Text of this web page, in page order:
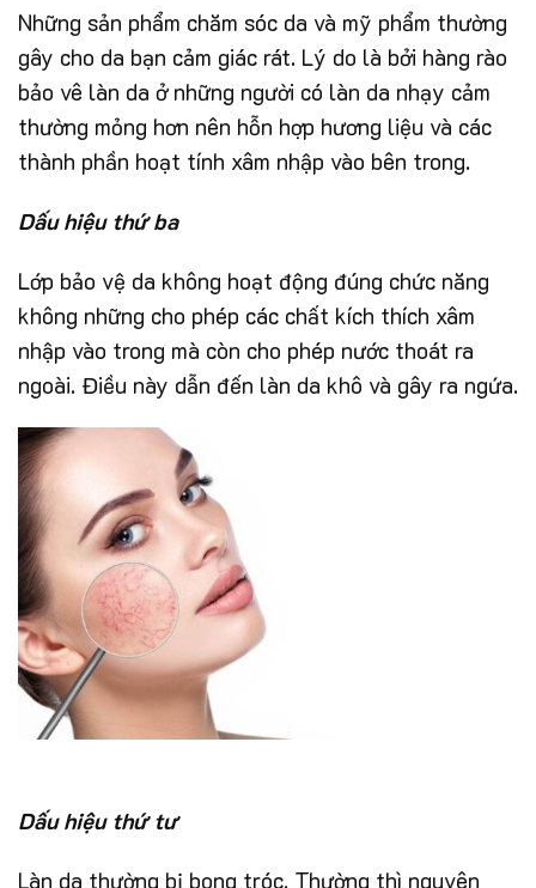
Những sản phẩm chăm sóc da và mỹ phẩm thường
gây cho da bạn cảm giác rát. Lý do là bởi hàng rào
bảo vê làn da ở những người có làn da nhạy cảm
thường mỏng hơn nên hỗn hợp hương liệu và các
thành phần hoạt tính xâm nhập vào bên trong.
Dấu hiệu thứ ba
Lớp bảo vệ da không hoạt động đúng chức năng
không những cho phép các chất kích thích xâm
nhập vào trong mà còn cho phép nước thoát ra
ngoài. Điều này dẫn đến làn da khô và gây ra ngứa.
Dấu hiệu thứ tư
Làn da thường bị bong tróc. Thường thì nguyên